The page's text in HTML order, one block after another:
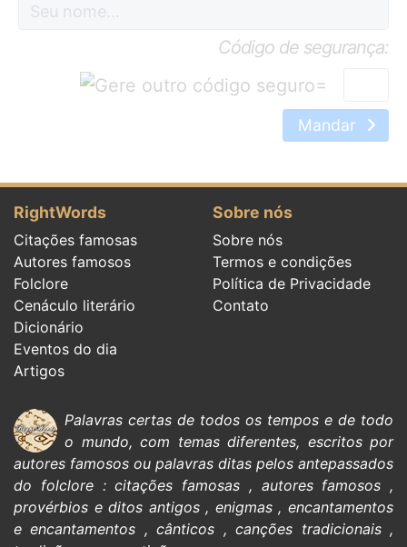
Código de segurança:
=
Mandar
RightWords
Citações famosas
Autores famosos
Folclore
Cenáculo literário
Dicionário
Eventos do dia
Artigos
Sobre nós
Sobre nós
Termos e condições
Política de Privacidade
Contato
Palavras certas de todos os tempos e de todo
o mundo, com temas diferentes, escritos por
autores famosos ou palavras ditas pelos antepassados
do folclore:citações famosas , autores famosos ,
provérbios e ditos antigos, enigmas,encantamentos
e encantamentos ,cânticos ,canções tradicionais,